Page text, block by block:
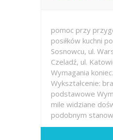
pomoc przy
posiłków kuchni
Sosnowcu, ul.
Czeladź, ul.
Wymagania
Wykształcenie:
podstawowe
mile widziane
podobnym